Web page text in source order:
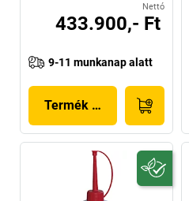
Nettó
433.900,- Ft
9-11 munkanap alatt
Termék megjelenítése